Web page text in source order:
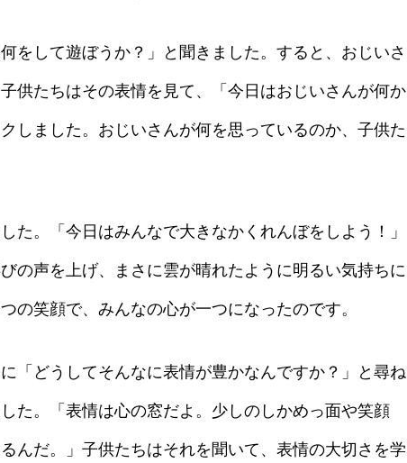
をして遊ぼうか？」と聞きました。すると、おじいさ
供たちはその表情を見て、「今日はおじいさんが何か
しました。おじいさんが何を思っているのか、子供た
た。「今日はみんなで大きなかくれんぼをしよう！」
の声を上げ、まさに雲が晴れたように明るい気持ちに
の笑顔で、みんなの心が一つになったのです。
「どうしてそんなに表情が豊かなんですか？」と尋ね
た。「表情は心の窓だよ。少しのしかめっ面や笑顔
んだ。」子供たちはそれを聞いて、表情の大切さを学